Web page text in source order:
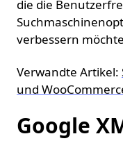
die die
verbessern
Verwandte Artikel:
und
Google